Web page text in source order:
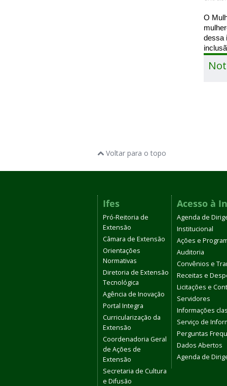
O
dessa
Voltar para o topo
Ifes
Pró-Reitoria de
Extensão
Câmara de Extensão
Orientações
Normativas
Diretoria de Extensão
Tecnológica
Agência de Inovação
Portal Integra
Curricularização da
Extensão
Coordenadoria Geral
de Ações de
Extensão
Secretaria de Cultura
e Difusão
Acesso à
Agenda de
Institucional
Ações e
Auditoria
Convênios e
Receitas e
Licitações e
Servidores
Informações
Serviço de
Perguntas
Dados Abertos
Agenda de